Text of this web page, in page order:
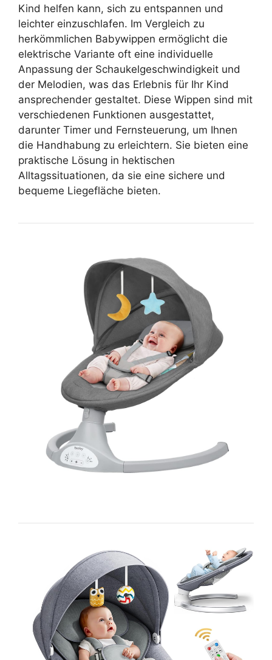
Kind helfen kann, sich zu entspannen und
leichter einzuschlafen. Im Vergleich zu
herkömmlichen Babywippen ermöglicht die
elektrische Variante oft eine individuelle
Anpassung der Schaukelgeschwindigkeit und
der Melodien, was das Erlebnis für Ihr Kind
ansprechender gestaltet. Diese Wippen sind mit
verschiedenen Funktionen ausgestattet,
darunter Timer und Fernsteuerung, um Ihnen
die Handhabung zu erleichtern. Sie bieten eine
praktische Lösung in hektischen
Alltagssituationen, da sie eine sichere und
bequeme Liegefläche bieten.